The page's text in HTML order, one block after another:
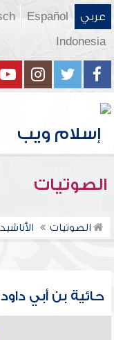
عربي Español
Indonesia
الصوتيات
الصوتيات الأناشيد
حائية بن أبي داود